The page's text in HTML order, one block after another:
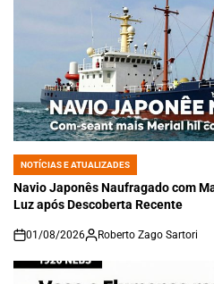
POSTED
IN
NOTÍCIAS E ATUALIZADES
Navio Japonês Naufragado com
Luz após Descoberta Recente
on
01/08/2026 Roberto Zago Sartori